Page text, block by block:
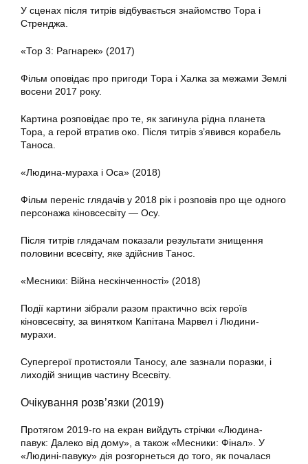
У сценах після титрів відбувається знайомство Тора і
Стренджа.
«Тор 3: Рагнарек» (2017)
Фільм оповідає про пригоди Тора і Халка за межами Землі
восени 2017 року.
Картина розповідає про те, як загинула рідна планета
Тора, а герой втратив око. Після титрів з’явився корабель
Таноса.
«Людина-мураха і Оса» (2018)
Фільм переніс глядачів у 2018 рік і розповів про ще одного
персонажа кіновсесвіту — Осу.
Після титрів глядачам показали результати знищення
половини всесвіту, яке здійснив Танос.
«Месники: Війна нескінченності» (2018)
Події картини зібрали разом практично всіх героїв
кіновсесвіту, за винятком Капітана Марвел і Людини-
мурахи.
Супергерої протистояли Таносу, але зазнали поразки, і
лиходій знищив частину Всесвіту.
Очікування розв’язки (2019)
Протягом 2019-го на екран вийдуть стрічки «Людина-
павук: Далеко від дому», а також «Месники: Фінал». У
«Людині-павуку» дія розгорнеться до того, як почалася